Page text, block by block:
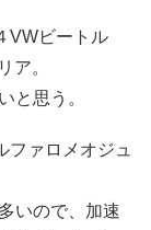
VWビートル
ア。
と思う。
ファロメオジュ
いので、加速